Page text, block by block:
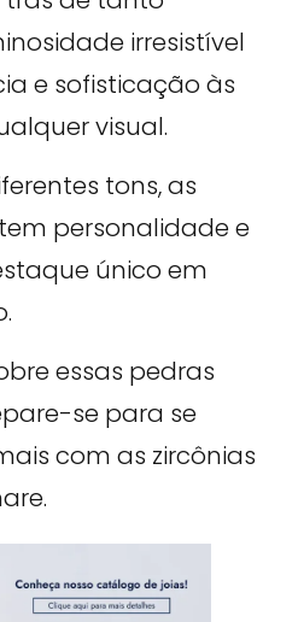
irresistível
e sofisticação às
visual.
tons, as
personalidade e
único em
essas pedras
se para se
com as zircônias